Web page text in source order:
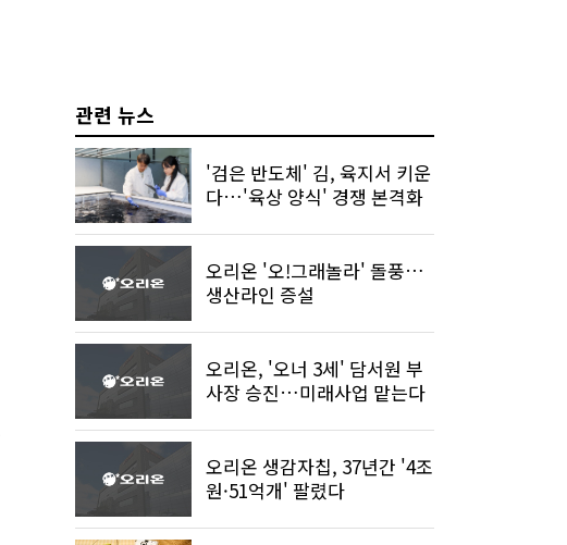
관련 뉴스
'검은 반도체' 김, 육지서 키운
다…'육상 양식' 경쟁 본격화
오리온 '오!그래놀라' 돌풍…
생산라인 증설
오리온, '오너 3세' 담서원 부
사장 승진…미래사업 맡는다
오리온 생감자칩, 37년간 '4조
원·51억개' 팔렸다